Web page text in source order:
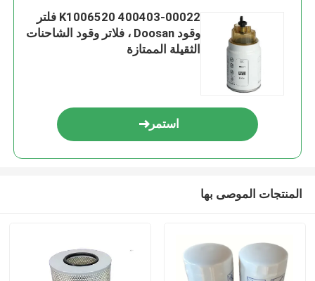
K1006520 400403-00022 فلتر
وقود Doosan ، فلاتر وقود الشاحنات
الثقيلة الممتازة
استمر
المنتجات الموصى بها